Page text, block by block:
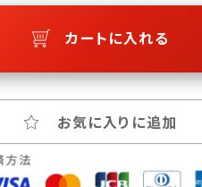
カートに入れる
お気に入りに追加